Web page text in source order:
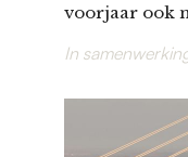
voorjaar ook
In